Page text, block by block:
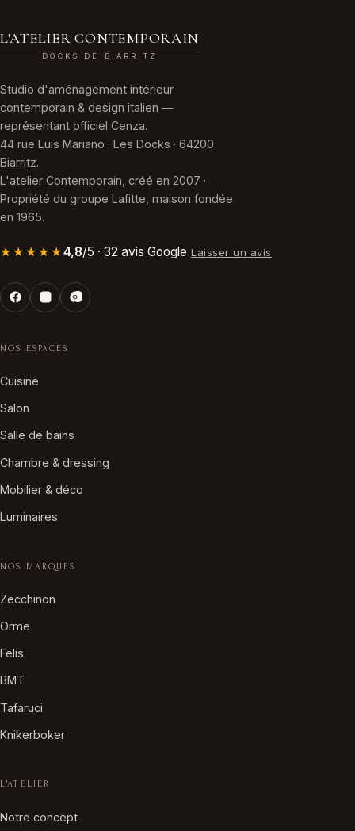
L'ATELIER CONTEMPORAIN
DOCKS DE BIARRITZ
Studio d'aménagement intérieur
contemporain & design italien —
représentant officiel Cenza.
44 rue Luis Mariano · Les Docks · 64200
Biarritz.
L'atelier Contemporain, créé en 2007 ·
Propriété du groupe Lafitte, maison fondée
en 1965.
★★★★★4,8/5 · 32 avis Google Laisser un avis
NOS ESPACES
Cuisine
Salon
Salle de bains
Chambre & dressing
Mobilier & déco
Luminaires
NOS MARQUES
Zecchinon
Orme
Felis
BMT
Tafaruci
Knikerboker
L'ATELIER
Notre concept